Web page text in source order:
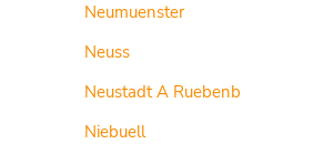
Neumuenster
Neuss
Neustadt A Ruebenb
Niebuell